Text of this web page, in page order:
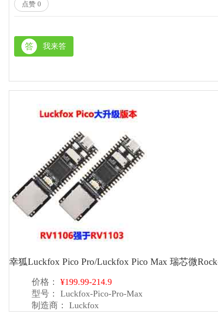
点赞 0
答 我来答
幸狐Luckfox Pico Pro/Luckfox Pico Max 瑞芯微
价格：
¥199.99-214.9
型号：
Luckfox-Pico-Pro-Max
制造商：
Luckfox